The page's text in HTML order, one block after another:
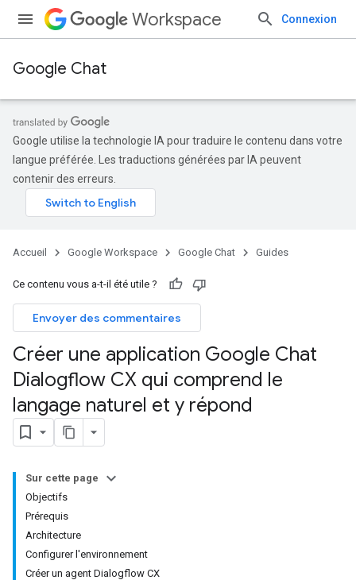
Workspace Connexion
Google Chat
Google utilise la technologie IA pour traduire le contenu dans votre
langue préférée. Les traductions générées par IA peuvent
contenir des erreurs.
Accueil Google Workspace Google Chat Guides
Ce contenu vous a-t-il été utile ?
Envoyer des commentaires
Créer une application Google Chat
Dialogflow CX qui comprend le
langage naturel et y répond
Sur cette page
Objectifs
Prérequis
Architecture
Configurer l'environnement
Créer un agent Dialogflow CX